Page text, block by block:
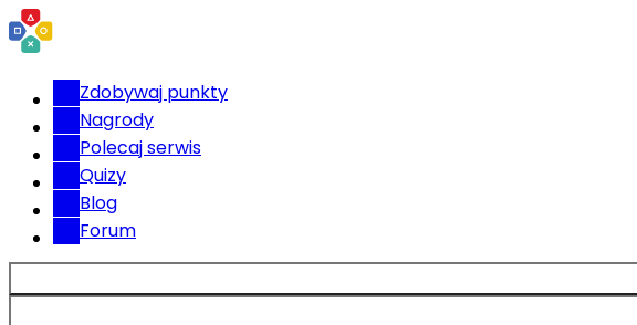
Zdobywaj punkty
Nagrody
Polecaj serwis
Quizy
Blog
Forum